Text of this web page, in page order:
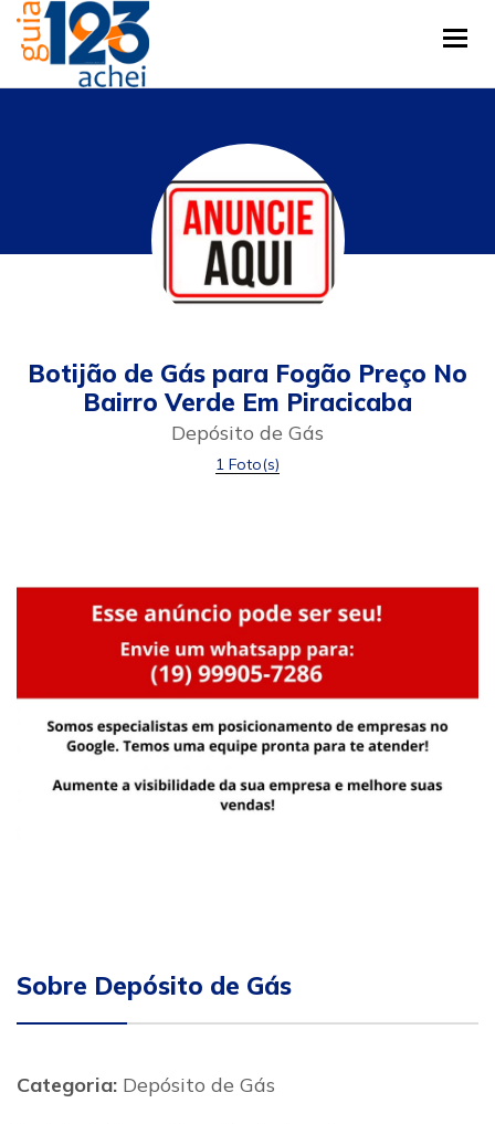
Botijão de Gás para Fogão Preço No
Bairro Verde Em Piracicaba
Depósito de Gás
1 Foto(s)
Sobre Depósito de Gás
Categoria: Depósito de Gás